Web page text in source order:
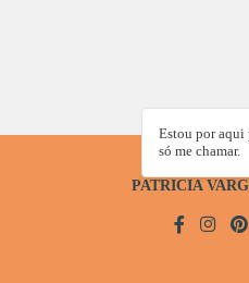
PATRICIA
Estou por aqui
só me chamar.